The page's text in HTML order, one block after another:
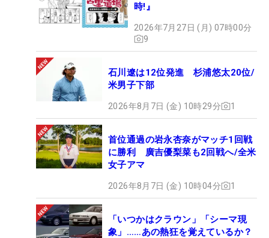
時!』
2026年7月27日 (月) 07時00分
9
石川遼は12位発進 杉浦悠太20位/
米男子下部
2026年8月7日 (金) 10時29分 1
首位通過の岩永杏奈がマッチ1回戦
に勝利 廣吉優梨菜も2回戦へ/全米
女子アマ
2026年8月7日 (金) 10時04分 1
「いつかはクラウン」「シーマ現
象」……あの熱狂を覚えているか？